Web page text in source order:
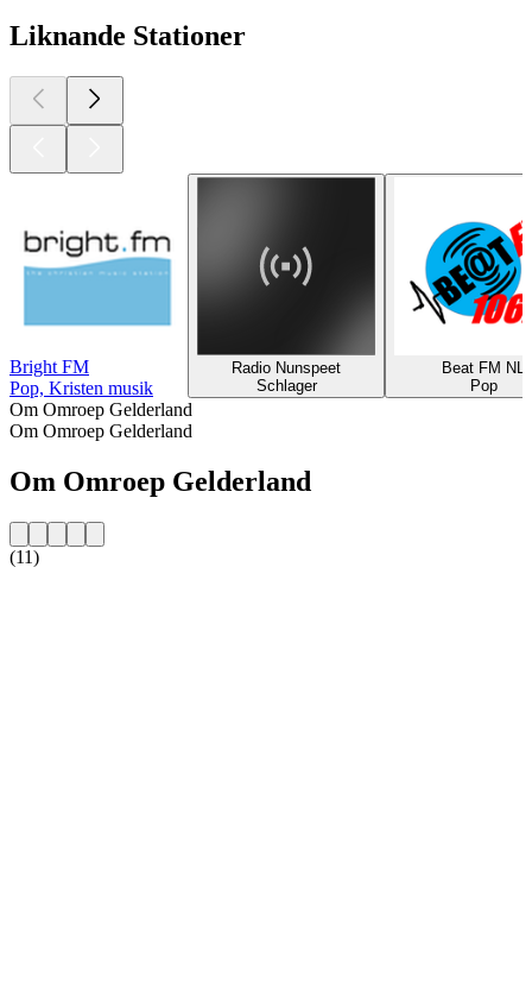
Liknande Stationer
Bright FM
Pop, Kristen musik
Radio Nunspeet
Schlager
Beat FM NL
Pop
Om Omroep Gelderland
Om Omroep Gelderland
Om Omroep Gelderland
(11)